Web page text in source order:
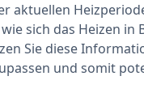
aktuellen
sich das Heizen in
Sie diese
und somit